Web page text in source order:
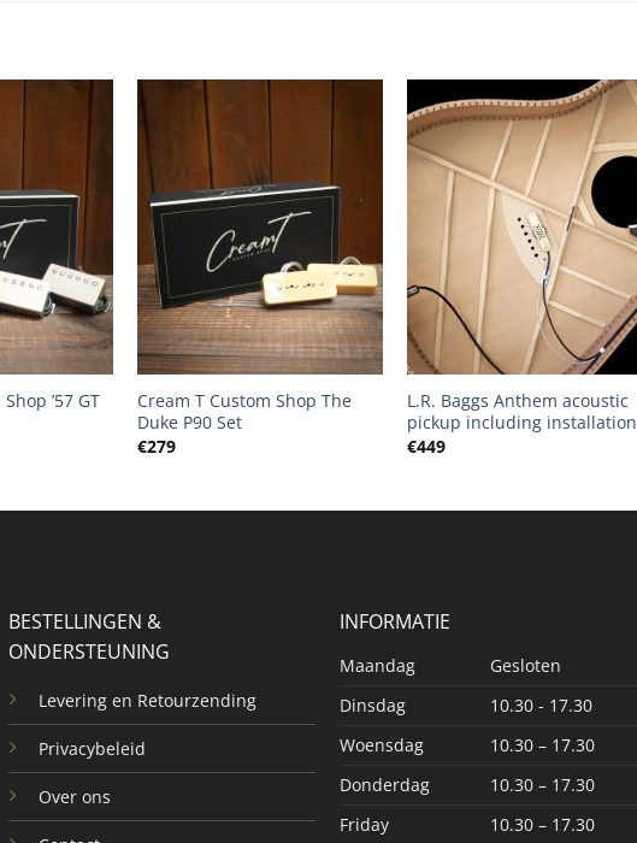
’57 GT
+
Cream T Custom Shop The
Duke P90 Set
€279
L.R. Baggs Anthem acoustic
pickup including installation
€449
BESTELLINGEN &
ONDERSTEUNING
Levering en Retourzending
Privacybeleid
Over ons
INFORMATIE
Maandag
Gesloten
Dinsdag
10.30 - 17.30
Woensdag
10.30 – 17.30
Donderdag
10.30 – 17.30
Friday
10.30 – 17.30